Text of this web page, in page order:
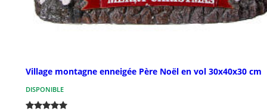
Village montagne enneigée Père Noël en vol 30x40x30 cm
DISPONIBLE